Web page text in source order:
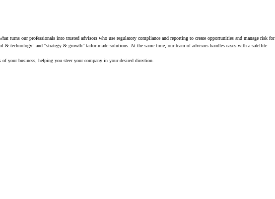
turns our professionals into trusted advisors who use regulatory compliance and reporting to create opportunities and manage risk for
technology” and “strategy & growth” tailor-made solutions. At the same time, our team of advisors handles cases with a satellite
your business, helping you steer your company in your desired direction.